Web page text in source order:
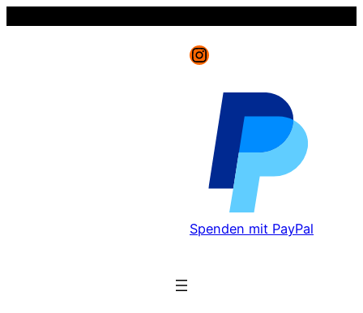
Instagram
Spenden mit PayPal